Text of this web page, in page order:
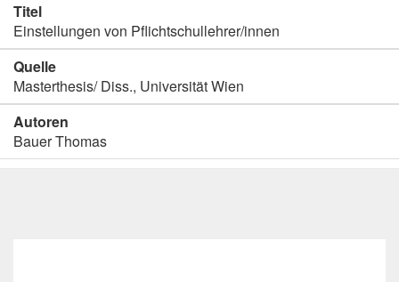
Titel
Einstellungen von Pflichtschullehrer/innen
Quelle
Masterthesis/ Diss., Universität Wien
Autoren
Bauer Thomas